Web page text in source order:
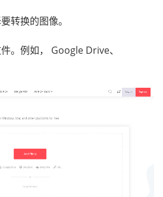
转换的图像。
。例如， Google Drive、